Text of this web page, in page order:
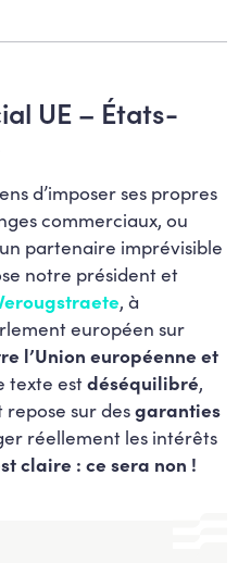
UE – États-
d’imposer ses propres
commerciaux, ou
partenaire imprévisible
notre président et
, à
européen sur
l’Union européenne et
texte estdéséquilibré,
repose sur desgaranties
réellement les intérêts
claire : ce sera non !